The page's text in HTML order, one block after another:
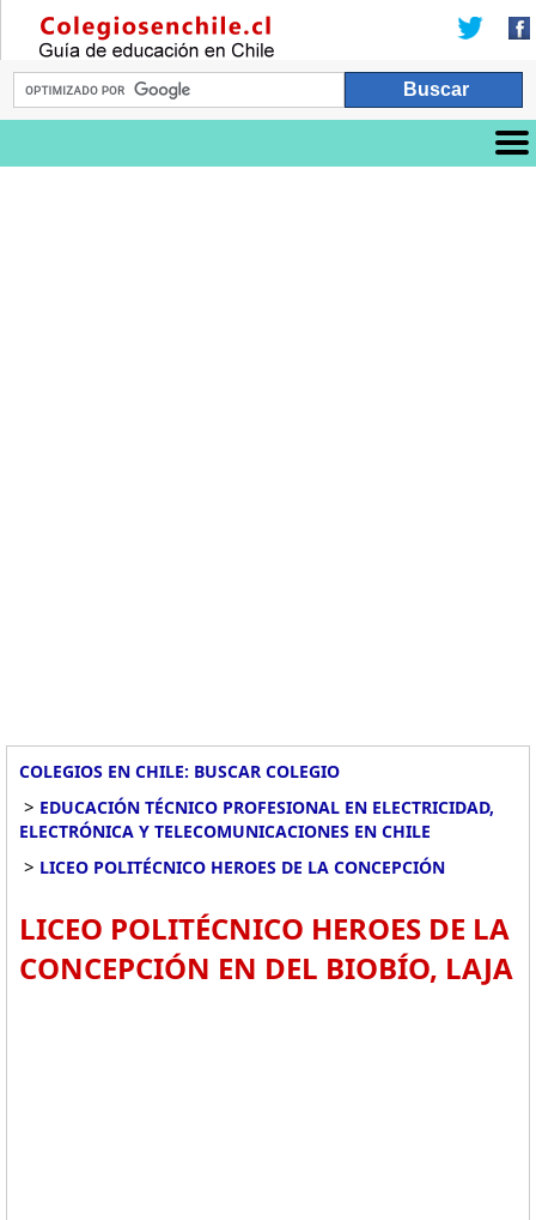
COLEGIOS EN CHILE: BUSCAR COLEGIO
> EDUCACIÓN TÉCNICO PROFESIONAL EN ELECTRICIDAD,
ELECTRÓNICA Y TELECOMUNICACIONES EN CHILE
> LICEO POLITÉCNICO HEROES DE LA CONCEPCIÓN
LICEO POLITÉCNICO HEROES DE LA
CONCEPCIÓN EN DEL BIOBÍO, LAJA